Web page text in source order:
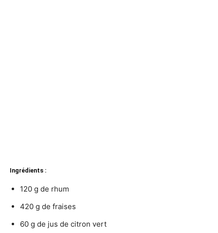
Ingrédients :
120 g de rhum
420 g de fraises
60 g de jus de citron vert